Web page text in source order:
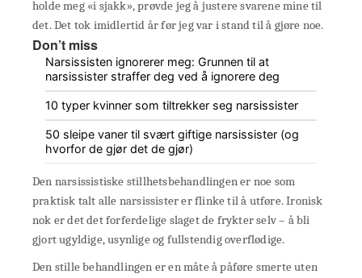
holde meg «i sjakk», prøvde jeg å justere svarene mine til
det. Det tok imidlertid år før jeg var i stand til å gjøre noe.
Don’t miss
Narsissisten ignorerer meg: Grunnen til at
narsissister straffer deg ved å ignorere deg
10 typer kvinner som tiltrekker seg narsissister
50 sleipe vaner til svært giftige narsissister (og
hvorfor de gjør det de gjør)
Den narsissistiske stillhetsbehandlingen er noe som
praktisk talt alle narsissister er flinke til å utføre. Ironisk
nok er det det forferdelige slaget de frykter selv – å bli
gjort ugyldige, usynlige og fullstendig overflødige.
Den stille behandlingen er en måte å påføre smerte uten